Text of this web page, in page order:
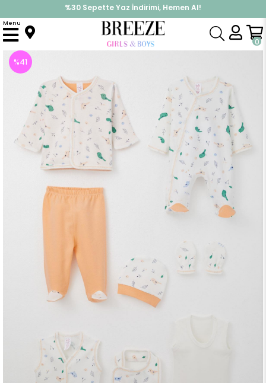
%30 Sepette Yaz İndirimi, Hemen Al!
İndirimlere ek %10 İndirimi Kap, Hemen Üye Ol!
0
Menu
Anasayfa Hastane Çıkışı
%41